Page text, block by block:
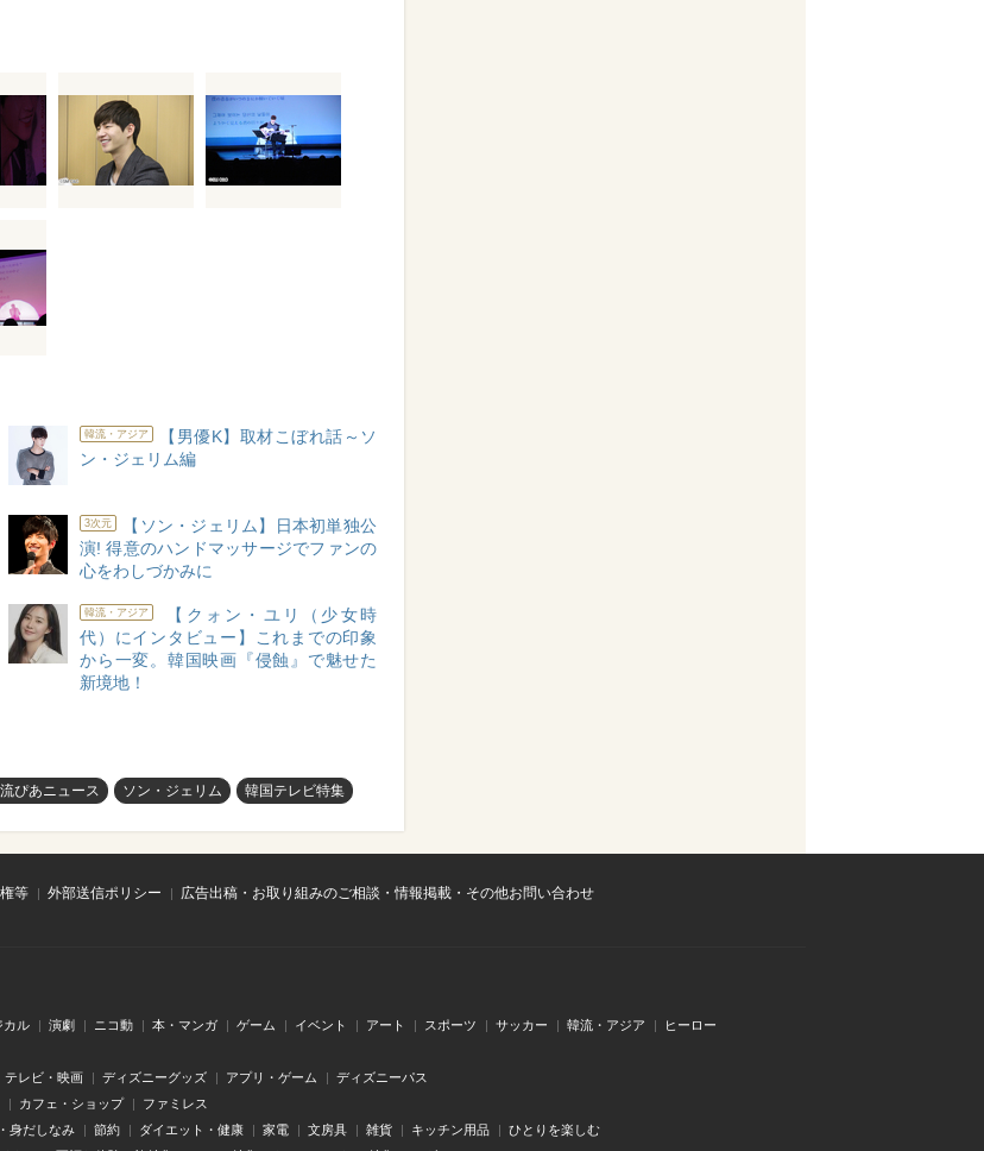
韓流・アジア
【男優K】取材こぼれ話～ソ
ン・ジェリム編
3次元
【ソン・ジェリム】日本初単独公
演! 得意のハンドマッサージでファンの
心をわしづかみに
韓流・アジア
【クォン・ユリ（少女時
代）にインタビュー】これまでの印象
から一変。韓国映画『侵蝕』で魅せた
新境地！
ぴあニュース ソン・ジェリム 韓国テレビ特集
等 外部送信ポリシー
広告出稿・お取り組みのご相談・情報掲載・その他お問い合わせ
カル 演劇 ニコ動 本・マンガ ゲーム イベント アート スポーツ サッカー 韓流・アジア ヒーロー
テレビ・映画 ディズニーグッズ アプリ・ゲーム ディズニーパス
カフェ・ショップ ファミレス
身だしなみ 節約 ダイエット・健康 家電 文房具 雑貨 キッチン用品 ひとりを楽しむ